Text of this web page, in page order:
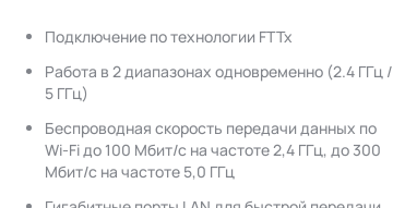
Подключение по технологии FTTx
Работа в 2 диапазонах одновременно (2.4 ГГц /
5 ГГц)
Беспроводная скорость передачи данных по
Wi-Fi до 100 Мбит/с на частоте 2,4 ГГц, до 300
Мбит/с на частоте 5,0 ГГц